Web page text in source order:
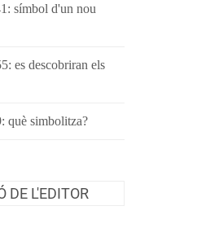
símbol d'un nou
es descobriran els
què simbolitza?
DE L'EDITOR